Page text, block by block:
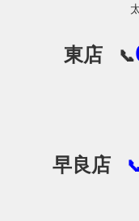
太宰府市梅
東店 📞
定休
福岡
早良店
定休
福岡